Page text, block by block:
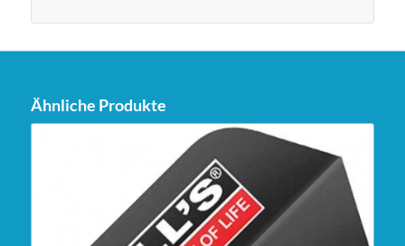
Ähnliche Produkte